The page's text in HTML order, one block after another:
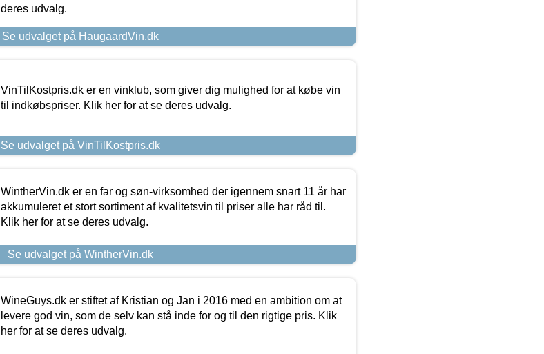
deres udvalg.
Se udvalget på HaugaardVin.dk
VinTilKostpris.dk er en vinklub, som giver dig mulighed for at købe vin
til indkøbspriser. Klik her for at se deres udvalg.
Se udvalget på VinTilKostpris.dk
WintherVin.dk er en far og søn-virksomhed der igennem snart 11 år har
akkumuleret et stort sortiment af kvalitetsvin til priser alle har råd til.
Klik her for at se deres udvalg.
Se udvalget på WintherVin.dk
WineGuys.dk er stiftet af Kristian og Jan i 2016 med en ambition om at
levere god vin, som de selv kan stå inde for og til den rigtige pris. Klik
her for at se deres udvalg.